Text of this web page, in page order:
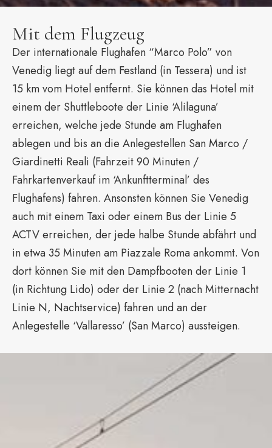
Mit dem Flugzeug
Der internationale Flughafen “Marco Polo” von
Venedig liegt auf dem Festland (in Tessera) und ist
15 km vom Hotel entfernt. Sie können das Hotel mit
einem der Shuttleboote der Linie ‘Alilaguna’
erreichen, welche jede Stunde am Flughafen
ablegen und bis an die Anlegestellen San Marco /
Giardinetti Reali (Fahrzeit 90 Minuten /
Fahrkartenverkauf im ‘Ankunftterminal’ des
Flughafens) fahren. Ansonsten können Sie Venedig
auch mit einem Taxi oder einem Bus der Linie 5
ACTV erreichen, der jede halbe Stunde abfährt und
in etwa 35 Minuten am Piazzale Roma ankommt. Von
dort können Sie mit den Dampfbooten der Linie 1
(in Richtung Lido) oder der Linie 2 (nach Mitternacht
Linie N, Nachtservice) fahren und an der
Anlegestelle ‘Vallaresso’ (San Marco) aussteigen.